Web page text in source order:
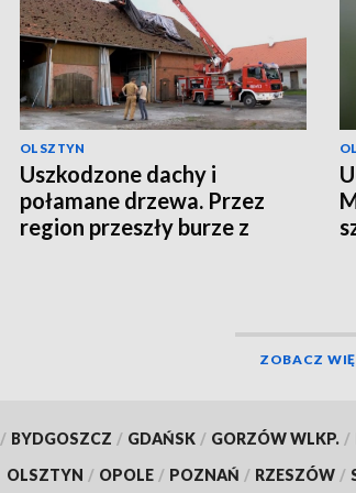
OLSZTYN
Uszkodzone dachy i
połamane drzewa. Przez
region przeszły burze z
ZOBACZ
/ BYDGOSZCZ / GDAŃSK / GORZÓW WLKP. /
OLSZTYN / OPOLE / POZNAŃ / RZESZÓW /